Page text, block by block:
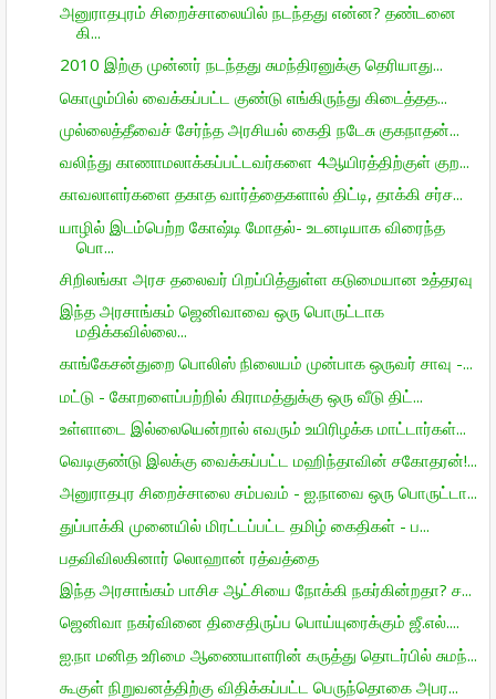
அனுராதபுரம் சிறைச்சாலையில் நடந்தது என்ன? தண்டனை
கி...
2010 இற்கு முன்னர் நடந்தது சுமந்திரனுக்கு தெரியாது...
கொழும்பில் வைக்கப்பட்ட குண்டு எங்கிருந்து கிடைத்தத...
முல்லைத்தீவைச் சேர்ந்த அரசியல் கைதி நடேசு குகநாதன்...
வலிந்து காணாமலாக்கப்பட்டவர்களை 4ஆயிரத்திற்குள் குற...
காவலாளர்களை தகாத வார்த்தைகளால் திட்டி, தாக்கி சர்ச...
யாழில் இடம்பெற்ற கோஷ்டி மோதல்- உடனடியாக விரைந்த
பொ...
சிறிலங்கா அரச தலைவர் பிறப்பித்துள்ள கடுமையான உத்தரவு
இந்த அரசாங்கம் ஜெனிவாவை ஒரு பொருட்டாக
மதிக்கவில்லை...
காங்கேசன்துறை பொலிஸ் நிலையம் முன்பாக ஒருவர் சாவு -...
மட்டு - கோறளைப்பற்றில் கிராமத்துக்கு ஒரு வீடு திட்...
உள்ளாடை இல்லையென்றால் எவரும் உயிரிழக்க மாட்டார்கள்...
வெடிகுண்டு இலக்கு வைக்கப்பட்ட மஹிந்தாவின் சகோதரன்!...
அனுராதபுர சிறைச்சாலை சம்பவம் - ஐ.நாவை ஒரு பொருட்டா...
துப்பாக்கி முனையில் மிரட்டப்பட்ட தமிழ் கைதிகள் - ப...
பதவிவிலகினார் லொஹான் ரத்வத்தை
இந்த அரசாங்கம் பாசிச ஆட்சியை நோக்கி நகர்கின்றதா? ச...
ஜெனிவா நகர்வினை திசைதிருப்ப பொய்யுரைக்கும் ஜீ.எல்....
ஐ.நா மனித உரிமை ஆணையாளரின் கருத்து தொடர்பில் சுமந்...
கூகுள் நிறுவனத்திற்கு விதிக்கப்பட்ட பெருந்தொகை அபர...